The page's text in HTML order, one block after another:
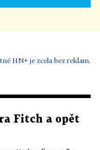
HN+ je zcela bez reklam.
Fitch a opět